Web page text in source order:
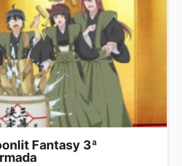
Fantasy 3ª